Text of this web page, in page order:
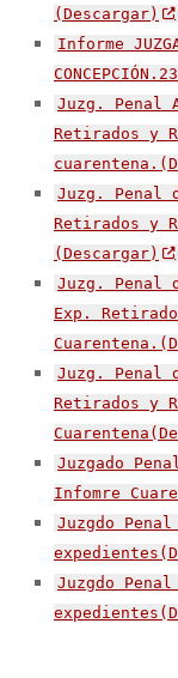
(Descargar)
Informe
Juzg. Penal
Retirados y
Juzg. Penal
Retirados y
(Descargar)
Juzg. Penal
Exp.
Juzg. Penal
Retirados y
Juzgado
Infomre
Juzgdo
Juzgdo